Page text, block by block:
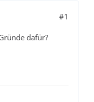
#1
dafür?